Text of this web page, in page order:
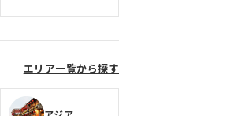
エリア一覧から探す